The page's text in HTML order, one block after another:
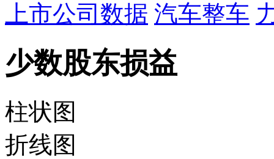
上市公司数据 汽车整车
少数股东损益
柱状图
折线图